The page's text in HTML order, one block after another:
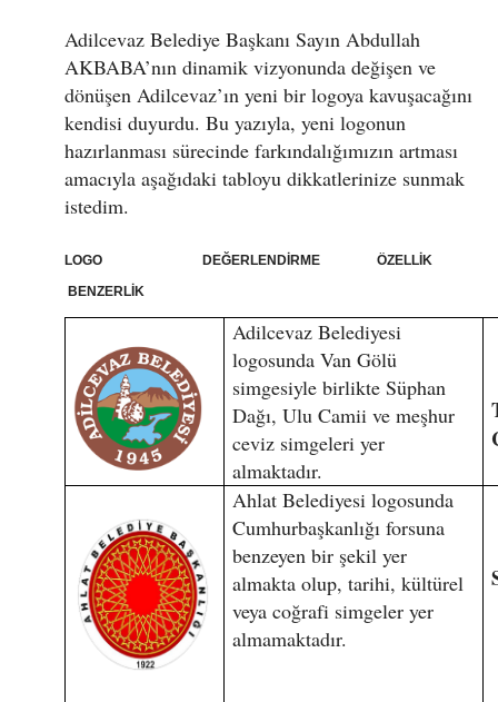
Adilcevaz Belediye Başkanı Sayın Abdullah
AKBABA’nın dinamik vizyonunda değişen ve
dönüşen Adilcevaz’ın yeni bir logoya kavuşacağını
kendisi duyurdu. Bu yazıyla, yeni logonun
hazırlanması sürecinde farkındalığımızın artması
amacıyla aşağıdaki tabloyu dikkatlerinize sunmak
istedim.
LOGO DEĞERLENDİRME ÖZELLİK
BENZERLİK
Adilcevaz Belediyesi
logosunda Van Gölü
simgesiyle birlikte Süphan
Dağı, Ulu Camii ve meşhur
ceviz simgeleri yer
almaktadır.
Ahlat Belediyesi logosunda
Cumhurbaşkanlığı forsuna
benzeyen bir şekil yer
almakta olup, tarihi, kültürel
veya coğrafi simgeler yer
almamaktadır.